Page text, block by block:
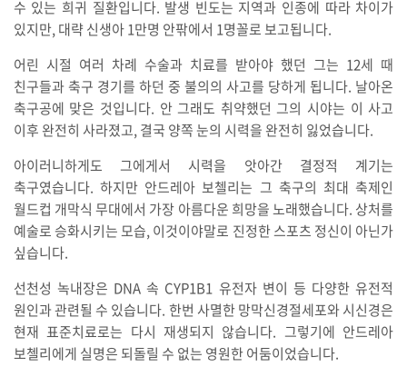
수 있는 희귀 질환입니다. 발생 빈도는 지역과 인종에 따라 차이가
있지만, 대략 신생아 1만명 안팎에서 1명꼴로 보고됩니다.
어린 시절 여러 차례 수술과 치료를 받아야 했던 그는 12세 때
친구들과 축구 경기를 하던 중 불의의 사고를 당하게 됩니다. 날아온
축구공에 맞은 것입니다. 안 그래도 취약했던 그의 시야는 이 사고
이후 완전히 사라졌고, 결국 양쪽 눈의 시력을 완전히 잃었습니다.
아이러니하게도 그에게서 시력을 앗아간 결정적 계기는
축구였습니다. 하지만 안드레아 보첼리는 그 축구의 최대 축제인
월드컵 개막식 무대에서 가장 아름다운 희망을 노래했습니다. 상처를
예술로 승화시키는 모습, 이것이야말로 진정한 스포츠 정신이 아닌가
싶습니다.
선천성 녹내장은 DNA 속 CYP1B1 유전자 변이 등 다양한 유전적
원인과 관련될 수 있습니다. 한번 사멸한 망막신경절세포와 시신경은
현재 표준치료로는 다시 재생되지 않습니다. 그렇기에 안드레아
보첼리에게 실명은 되돌릴 수 없는 영원한 어둠이었습니다.